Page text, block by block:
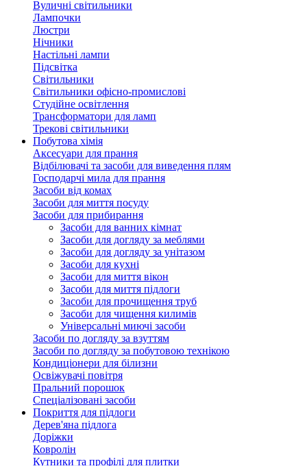
Вуличні світильники
Лампочки
Люстри
Нічники
Настільні лампи
Підсвітка
Світильники
Світильники офісно-промислові
Студійне освітлення
Трансформатори для ламп
Трекові світильники
Побутова хімія
Аксесуари для прання
Відбілювачі та засоби для виведення плям
Господарчі мила для прання
Засоби від комах
Засоби для миття посуду
Засоби для прибирання
Засоби для ванних кімнат
Засоби для догляду за меблями
Засоби для догляду за унітазом
Засоби для кухні
Засоби для миття вікон
Засоби для миття підлоги
Засоби для прочищення труб
Засоби для чищення килимів
Універсальні миючі засоби
Засоби по догляду за взуттям
Засоби по догляду за побутовою технікою
Кондиціонери для білизни
Освіжувачі повітря
Пральний порошок
Спеціалізовані засоби
Покриття для підлоги
Дерев'яна підлога
Доріжки
Ковролін
Кутники та профілі для плитки